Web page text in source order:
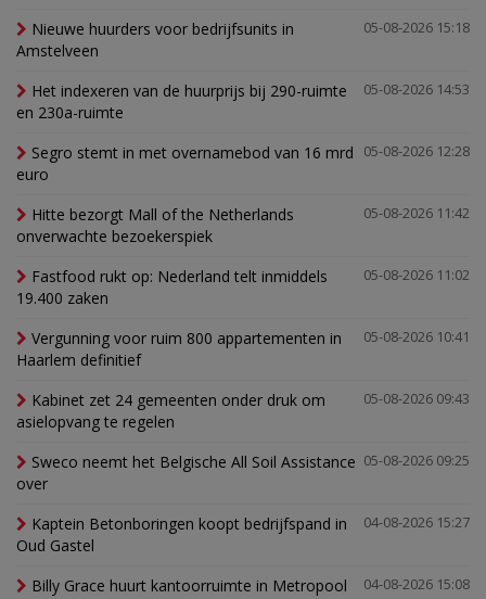
05-08-2026 15:18
Nieuwe huurders voor bedrijfsunits in
Amstelveen
05-08-2026 14:53
Het indexeren van de huurprijs bij 290-ruimte
en 230a-ruimte
05-08-2026 12:28
Segro stemt in met overnamebod van 16 mrd
euro
05-08-2026 11:42
Hitte bezorgt Mall of the Netherlands
onverwachte bezoekerspiek
05-08-2026 11:02
Fastfood rukt op: Nederland telt inmiddels
19.400 zaken
05-08-2026 10:41
Vergunning voor ruim 800 appartementen in
Haarlem definitief
05-08-2026 09:43
Kabinet zet 24 gemeenten onder druk om
asielopvang te regelen
05-08-2026 09:25
Sweco neemt het Belgische All Soil Assistance
over
04-08-2026 15:27
Kaptein Betonboringen koopt bedrijfspand in
Oud Gastel
04-08-2026 15:08
Billy Grace huurt kantoorruimte in Metropool